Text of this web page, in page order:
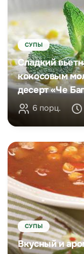
СУПЫ
Сладкий
кокосовым
десерт «Че
6 порц.
СУПЫ
Вкусный и